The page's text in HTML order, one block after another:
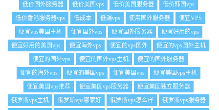
低价国外服务器
低价美国vps 低价美国服务器
低价韩国vps
低价香港服务器vps
低成本 低端vps 使用国外服务器
便宜VPS
便宜vps美国主机
便宜国外vps 便宜国外服务器
便宜好用的vps
便宜好用的美国vps
便宜海外vps 便宜的vps国外
便宜的vps国外主机
便宜的国外vps
便宜的国外vps主机
便宜的国外服务器
便宜的海外vps
便宜的美国vps 便宜美国vps
便宜美国vps主机
便宜美国vps推荐
便宜美国vps服务器
便宜美国独立服务器
俄罗斯vps主机
俄罗斯vps哪家好 俄罗斯vps怎么样
俄罗斯vps服务器